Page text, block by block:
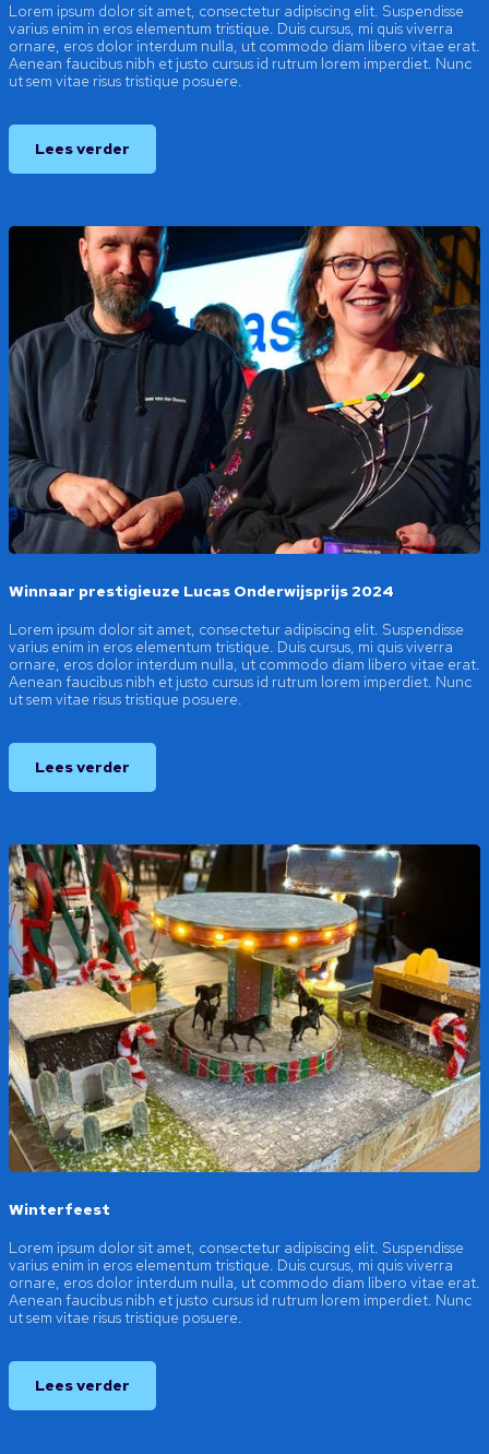
Lorem ipsum dolor sit amet, consectetur adipiscing elit. Suspendisse
varius enim in eros elementum tristique. Duis cursus, mi quis viverra
ornare, eros dolor interdum nulla, ut commodo diam libero vitae erat.
Aenean faucibus nibh et justo cursus id rutrum lorem imperdiet. Nunc
ut sem vitae risus tristique posuere.
Lees verder
Winnaar prestigieuze Lucas Onderwijsprijs 2024
Lorem ipsum dolor sit amet, consectetur adipiscing elit. Suspendisse
varius enim in eros elementum tristique. Duis cursus, mi quis viverra
ornare, eros dolor interdum nulla, ut commodo diam libero vitae erat.
Aenean faucibus nibh et justo cursus id rutrum lorem imperdiet. Nunc
ut sem vitae risus tristique posuere.
Lees verder
Winterfeest
Lorem ipsum dolor sit amet, consectetur adipiscing elit. Suspendisse
varius enim in eros elementum tristique. Duis cursus, mi quis viverra
ornare, eros dolor interdum nulla, ut commodo diam libero vitae erat.
Aenean faucibus nibh et justo cursus id rutrum lorem imperdiet. Nunc
ut sem vitae risus tristique posuere.
Lees verder